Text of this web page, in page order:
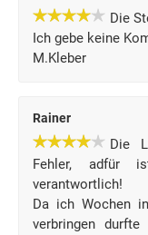
Die
Ich gebe keine
M.Kleber
Rainer
Die
Fehler, adfür
verantwortlich!
Da ich Wochen
verbringen